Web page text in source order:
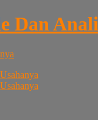
Dan